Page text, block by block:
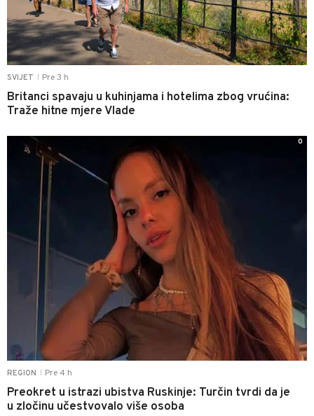
SVIJET Pre 3 h
Britanci spavaju u kuhinjama i hotelima zbog vrućina:
Traže hitne mjere Vlade
REGION Pre 4 h
Preokret u istrazi ubistva Ruskinje: Turčin tvrdi da je
u zločinu učestvovalo više osoba
0